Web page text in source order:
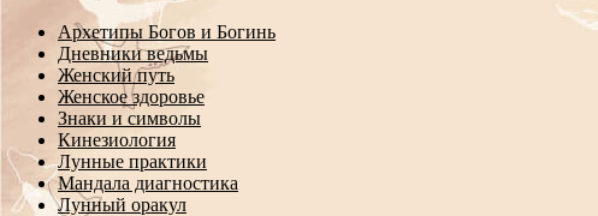
Архетипы Богов и Богинь
Дневники ведьмы
Женский путь
Женское здоровье
Знаки и символы
Кинезиология
Лунные практики
Мандала диагностика
Лунный оракул